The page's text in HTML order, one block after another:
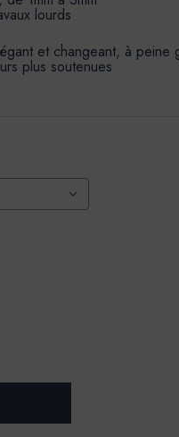
lourds
et changeant, à peine
plus soutenues